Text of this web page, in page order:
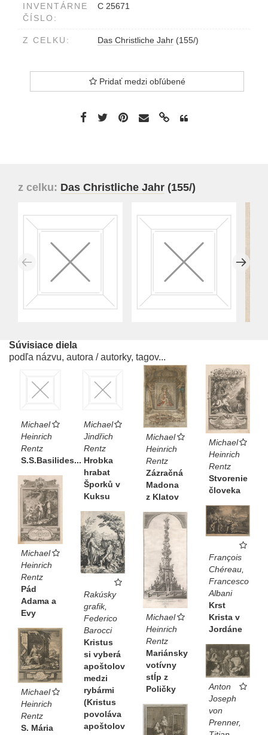
INVENTÁRNE
ČÍSLO:
C 25671
Z CELKU: Das Christliche Jahr (155/)
Pridať medzi obľúbené
z celku: Das Christliche Jahr (155/)
Súvisiace diela
podľa názvu, autora / autorky, tagov...
Michael
Heinrich
Rentz
S.S.Basilides...
Michael
Jindřich
Rentz
Hrobka
hrabat
Šporků v
Kuksu
Michael
Heinrich
Rentz
Zázračná
Madona
z Klatov
Michael
Heinrich
Rentz
Stvorenie
človeka
Michael
Heinrich
Rentz
Pád
Adama a
Evy
François
Chéreau,
Francesco
Albani
Krst
Krista v
Jordáne
Rakúsky
grafik,
Federico
Barocci
Kristus
si vyberá
apoštolov
medzi
rybármi
(Kristus
povoláva
apoštolov
Michael
Heinrich
Rentz
Mariánsky
votívny
stĺp z
Poličky
Michael
Heinrich
Rentz
S. Mária
Anton
Joseph
von
Prenner,